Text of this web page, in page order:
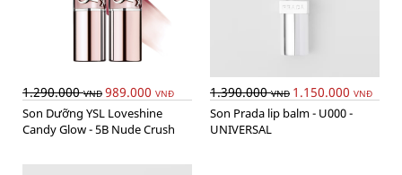
1.290.000VNĐ 989.000 VNĐ
Son Dưỡng YSL Loveshine
Candy Glow - 5B Nude Crush
1.390.000VNĐ 1.150.000 VNĐ
Son Prada lip balm - U000 -
UNIVERSAL